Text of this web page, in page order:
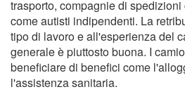
trasporto, compagnie di
come autisti indipendenti. La
tipo di lavoro e all'esperienza del
generale è piuttosto buona. I
beneficiare di benefici come
l'assistenza sanitaria.